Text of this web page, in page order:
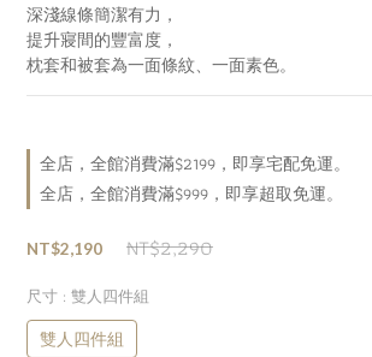
深淺線條簡潔有力，
提升寢間的豐富度，
枕套和被套為一面條紋、一面素色。
全店，全館消費滿$2199，即享宅配免運。
全店，全館消費滿$999，即享超取免運。
NT$2,290
NT$2,190
尺寸 : 雙人四件組
雙人四件組